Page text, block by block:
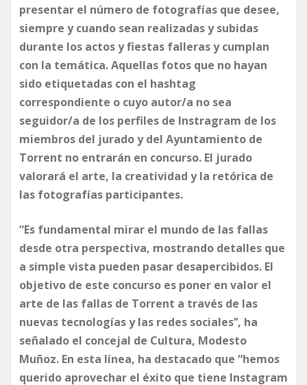
presentar el número de fotografías que desee,
siempre y cuando sean realizadas y subidas
durante los actos y fiestas falleras y cumplan
con la temática. Aquellas fotos que no hayan
sido etiquetadas con el hashtag
correspondiente o cuyo autor/a no sea
seguidor/a de los perfiles de Instragram de los
miembros del jurado y del Ayuntamiento de
Torrent no entrarán en concurso. El jurado
valorará el arte, la creatividad y la retórica de
las fotografías participantes.
​“Es fundamental mirar el mundo de las fallas
desde otra perspectiva, mostrando detalles que
a simple vista pueden pasar desapercibidos. El
objetivo de este concurso es poner en valor el
arte de las fallas de Torrent a través de las
nuevas tecnologías y las redes sociales’’, ha
señalado el concejal de Cultura, Modesto
Muñoz. En esta línea, ha destacado que “hemos
querido aprovechar el éxito que tiene Instagram